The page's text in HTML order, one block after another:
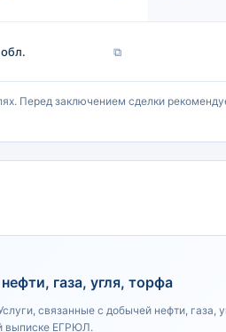
⧉
Перед заключением сделки
газа, угля, торфа
связанные с добычей нефти, газа,
выписке ЕГРЮЛ.